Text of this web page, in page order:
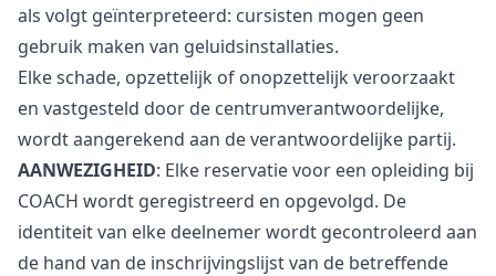
als volgt geïnterpreteerd: cursisten mogen geen
gebruik maken van geluidsinstallaties.
Elke schade, opzettelijk of onopzettelijk veroorzaakt
en vastgesteld door de centrumverantwoordelijke,
wordt aangerekend aan de verantwoordelijke partij.
AANWEZIGHEID: Elke reservatie voor een opleiding bij
COACH wordt geregistreerd en opgevolgd. De
identiteit van elke deelnemer wordt gecontroleerd aan
de hand van de inschrijvingslijst van de betreffende